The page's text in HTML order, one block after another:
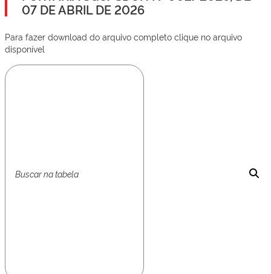
07 DE ABRIL DE 2026
Para fazer download do arquivo completo clique no arquivo
disponível